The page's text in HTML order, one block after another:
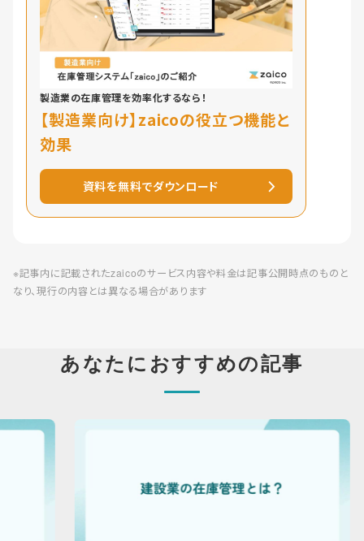
製造業の在庫管理を効率化するなら！
【製造業向け】zaicoの役立つ機能と
効果
資料を無料でダウンロード
※記事内に記載されたzaicoのサービス内容や料金は記事公開時点のものと
なり、現行の内容とは異なる場合があります
あなたにおすすめの記事